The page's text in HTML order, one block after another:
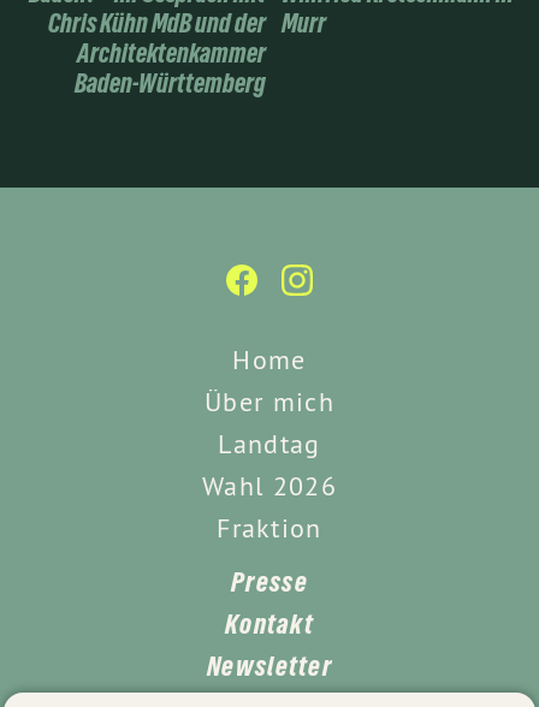
Chris Kühn MdB und der
Architektenkammer
Baden-Württemberg
Murr
Home
Über mich
Landtag
Wahl 2026
Fraktion
Presse
Kontakt
Newsletter